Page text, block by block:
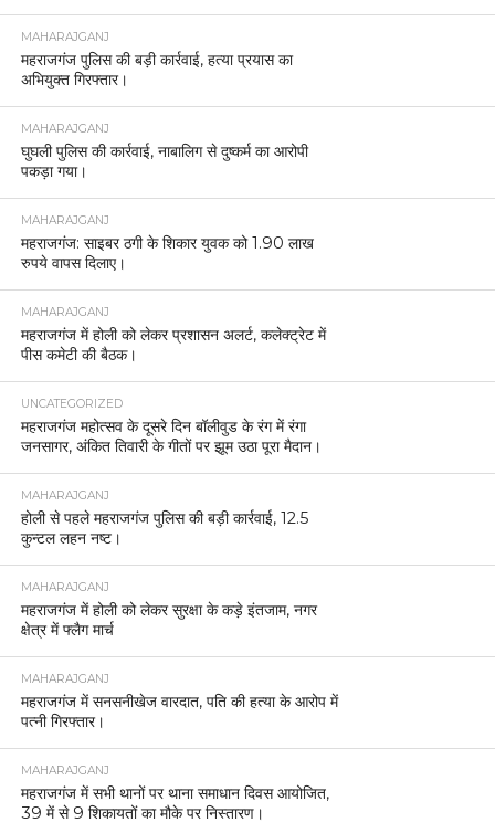
MAHARAJGANJ
महराजगंज पुलिस की बड़ी कार्रवाई, हत्या प्रयास का
अभियुक्त गिरफ्तार।
MAHARAJGANJ
घुघली पुलिस की कार्रवाई, नाबालिग से दुष्कर्म का आरोपी
पकड़ा गया।
MAHARAJGANJ
महराजगंज: साइबर ठगी के शिकार युवक को 1.90 लाख
रुपये वापस दिलाए।
MAHARAJGANJ
महराजगंज में होली को लेकर प्रशासन अलर्ट, कलेक्ट्रेट में
पीस कमेटी की बैठक।
UNCATEGORIZED
महराजगंज महोत्सव के दूसरे दिन बॉलीवुड के रंग में रंगा
जनसागर, अंकित तिवारी के गीतों पर झूम उठा पूरा मैदान।
MAHARAJGANJ
होली से पहले महराजगंज पुलिस की बड़ी कार्रवाई, 12.5
कुन्टल लहन नष्ट।
MAHARAJGANJ
महराजगंज में होली को लेकर सुरक्षा के कड़े इंतजाम, नगर
क्षेत्र में फ्लैग मार्च
MAHARAJGANJ
महराजगंज में सनसनीखेज वारदात, पति की हत्या के आरोप में
पत्नी गिरफ्तार।
MAHARAJGANJ
महराजगंज में सभी थानों पर थाना समाधान दिवस आयोजित,
39 में से 9 शिकायतों का मौके पर निस्तारण।